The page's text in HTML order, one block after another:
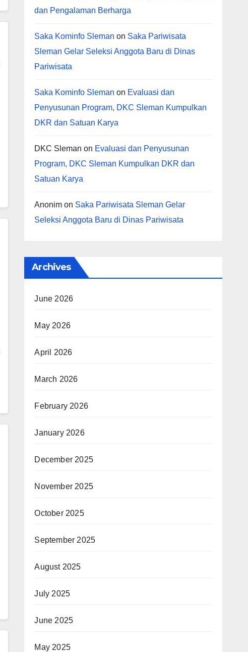
dan Pengalaman Berharga
Saka Kominfo Sleman on Saka Pariwisata
Sleman Gelar Seleksi Anggota Baru di Dinas
Pariwisata
Saka Kominfo Sleman on Evaluasi dan
Penyusunan Program, DKC Sleman Kumpulkan
DKR dan Satuan Karya
DKC Sleman on Evaluasi dan Penyusunan
Program, DKC Sleman Kumpulkan DKR dan
Satuan Karya
Anonim on Saka Pariwisata Sleman Gelar
Seleksi Anggota Baru di Dinas Pariwisata
Archives
June 2026
May 2026
April 2026
March 2026
February 2026
January 2026
December 2025
November 2025
October 2025
September 2025
August 2025
July 2025
June 2025
May 2025